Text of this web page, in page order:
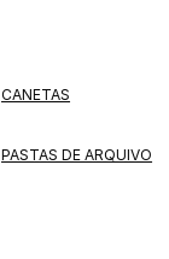
CANETAS
PASTAS DE ARQUIVO